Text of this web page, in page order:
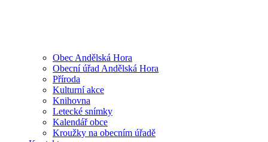
Obec Andělská Hora
Obecní úřad Andělská Hora
Příroda
Kulturní akce
Knihovna
Letecké snímky
Kalendář obce
Kroužky na obecním úřadě